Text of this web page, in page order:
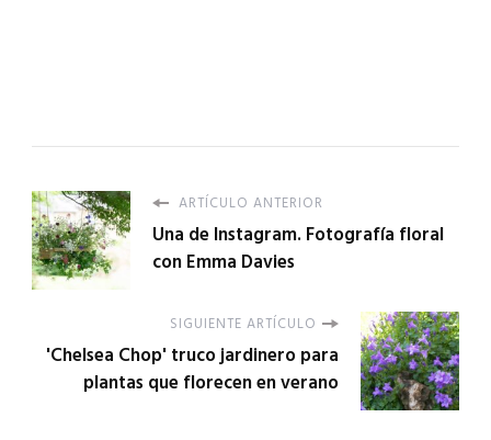
ARTÍCULO ANTERIOR
Una de Instagram. Fotografía floral
con Emma Davies
SIGUIENTE ARTÍCULO
'Chelsea Chop' truco jardinero para
plantas que florecen en verano